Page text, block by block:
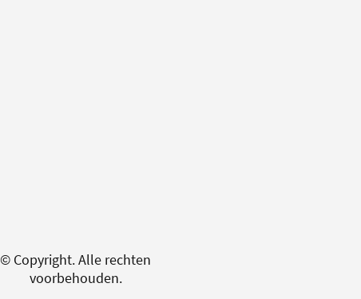
© Copyright. Alle rechten
voorbehouden.